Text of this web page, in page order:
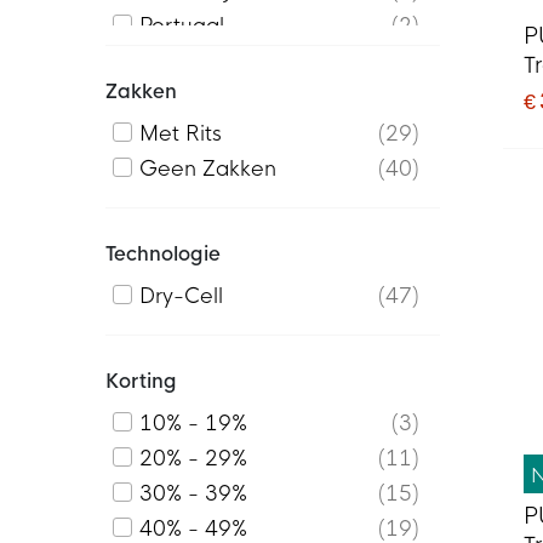
€
Portugal
2
Zakken
Met Rits
29
Geen Zakken
40
Technologie
Dry-Cell
47
Korting
10% - 19%
3
20% - 29%
11
30% - 39%
15
40% - 49%
19